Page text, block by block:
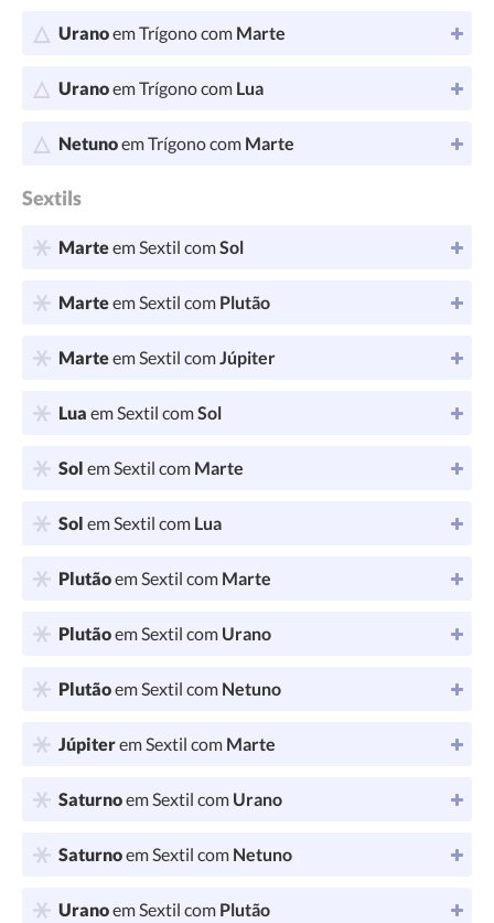
Uranoem Trígono com Marte
Uranoem Trígono com Lua
Netunoem Trígono com Marte
Sextils
Marteem Sextil comSol
Marteem Sextil com Plutão
Marteem Sextil comJúpiter
Lua em Sextil comSol
Sol em Sextil com Marte
Sol em Sextil com Lua
Plutãoem Sextil com Marte
Plutãoem Sextil com Urano
Plutãoem Sextil com Netuno
Júpiterem Sextil com Marte
Saturnoem Sextil com Urano
Saturnoem Sextil com Netuno
Uranoem Sextil com Plutão